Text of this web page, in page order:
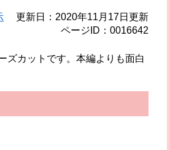
更新日：2020年11月17日更新
ページID：0016642
ズカットです。本編よりも面白